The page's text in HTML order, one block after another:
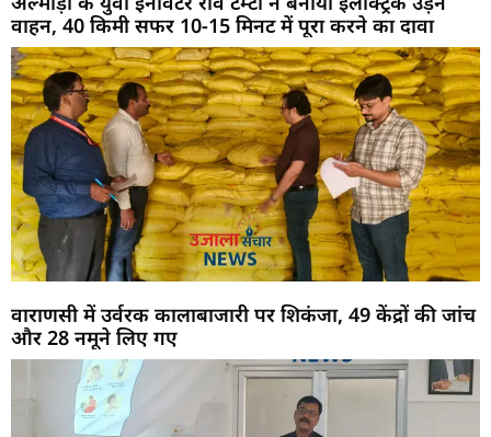
वाहन, 40 किमी सफर 10-15 मिनट में पूरा करने का दावा
वाराणसी में उर्वरक कालाबाजारी पर शिकंजा, 49 केंद्रों की जांच
और 28 नमूने लिए गए